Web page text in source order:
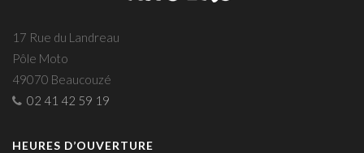
17 Rue du Landreau
Pôle Moto
49070 Beaucouzé
02 41 42 59 19
HEURES D’OUVERTURE